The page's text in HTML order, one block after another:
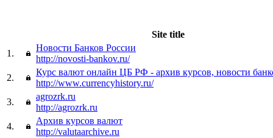
Site title
1.
Новости Банков России
http://novosti-bankov.ru/
2.
Курс валют онлайн ЦБ РФ - архив курсов, новости
http://www.currencyhistory.ru/
3.
agrozrk.ru
http://agrozrk.ru
4.
Архив курсов валют
http://valutaarchive.ru